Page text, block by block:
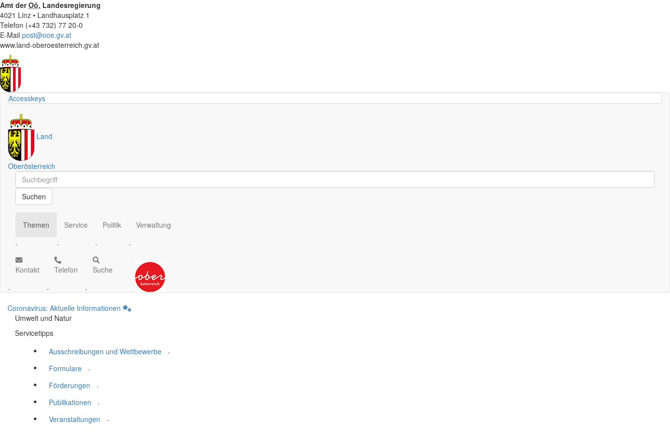
Amt derOö. Landesregierung
4021 Linz • Landhausplatz 1
Telefon (+43 732) 77 20-0
E-Mail post@ooe.gv.at
www.land-oberoesterreich.gv.at
Accesskeys
Land
Oberösterreich
Schnellsuche
Schnellsuche
Suchen
Themen
.
Service
.
Politik
.
Verwaltung
.
Kontakt
.
Telefon
.
Suche
.
Coronavirus: Aktuelle Informationen
Umwelt und Natur
Servicetipps
Ausschreibungen und Wettbewerbe
.
Formulare
.
Förderungen
.
Publikationen
.
Veranstaltungen
.